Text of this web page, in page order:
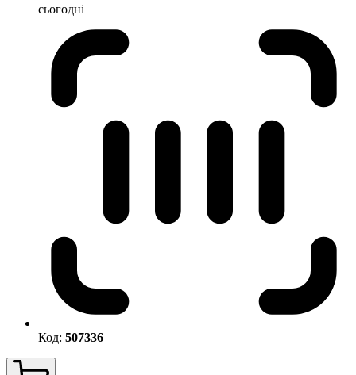
сьогодні
Код: 507336